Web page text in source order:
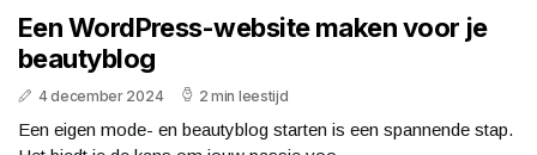
Een WordPress-website maken voor je
beautyblog
4 december 2024 2 min leestijd
Een eigen mode- en beautyblog starten is een spannende stap.